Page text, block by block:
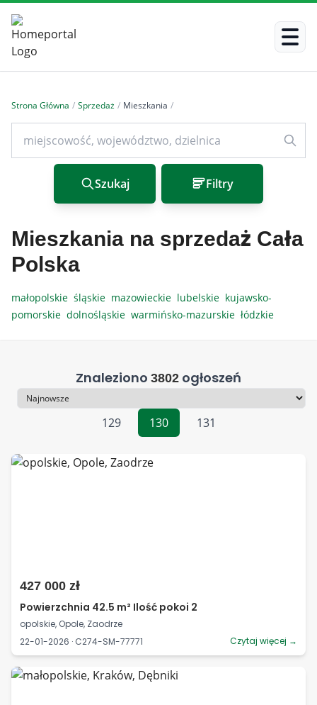
Strona Główna / Sprzedaż / Mieszkania /
Szukaj Filtry
Mieszkania na sprzedaż Cała
Polska
małopolskie śląskie mazowieckie lubelskie kujawsko-
pomorskie dolnośląskie warmińsko-mazurskie łódzkie
Znaleziono 3802 ogłoszeń
Sortowanie
129
130 131
427 000 zł
Powierzchnia 42.5 m² Ilość pokoi 2
opolskie, Opole, Zaodrze
22-01-2026 · C274-SM-77771
Czytaj więcej →